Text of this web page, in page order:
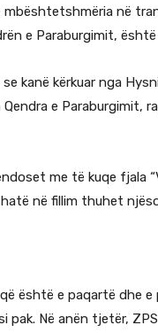
në
e Paraburgimit, është
kanë kërkuar nga
e Paraburgimit,
me të kuqe fjala
në fillim thuhet
është e paqartë dhe e
pak. Në anën tjetër,